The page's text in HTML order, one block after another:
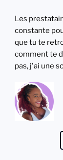
Les
constante
que tu te
comment te
pas, j'ai une